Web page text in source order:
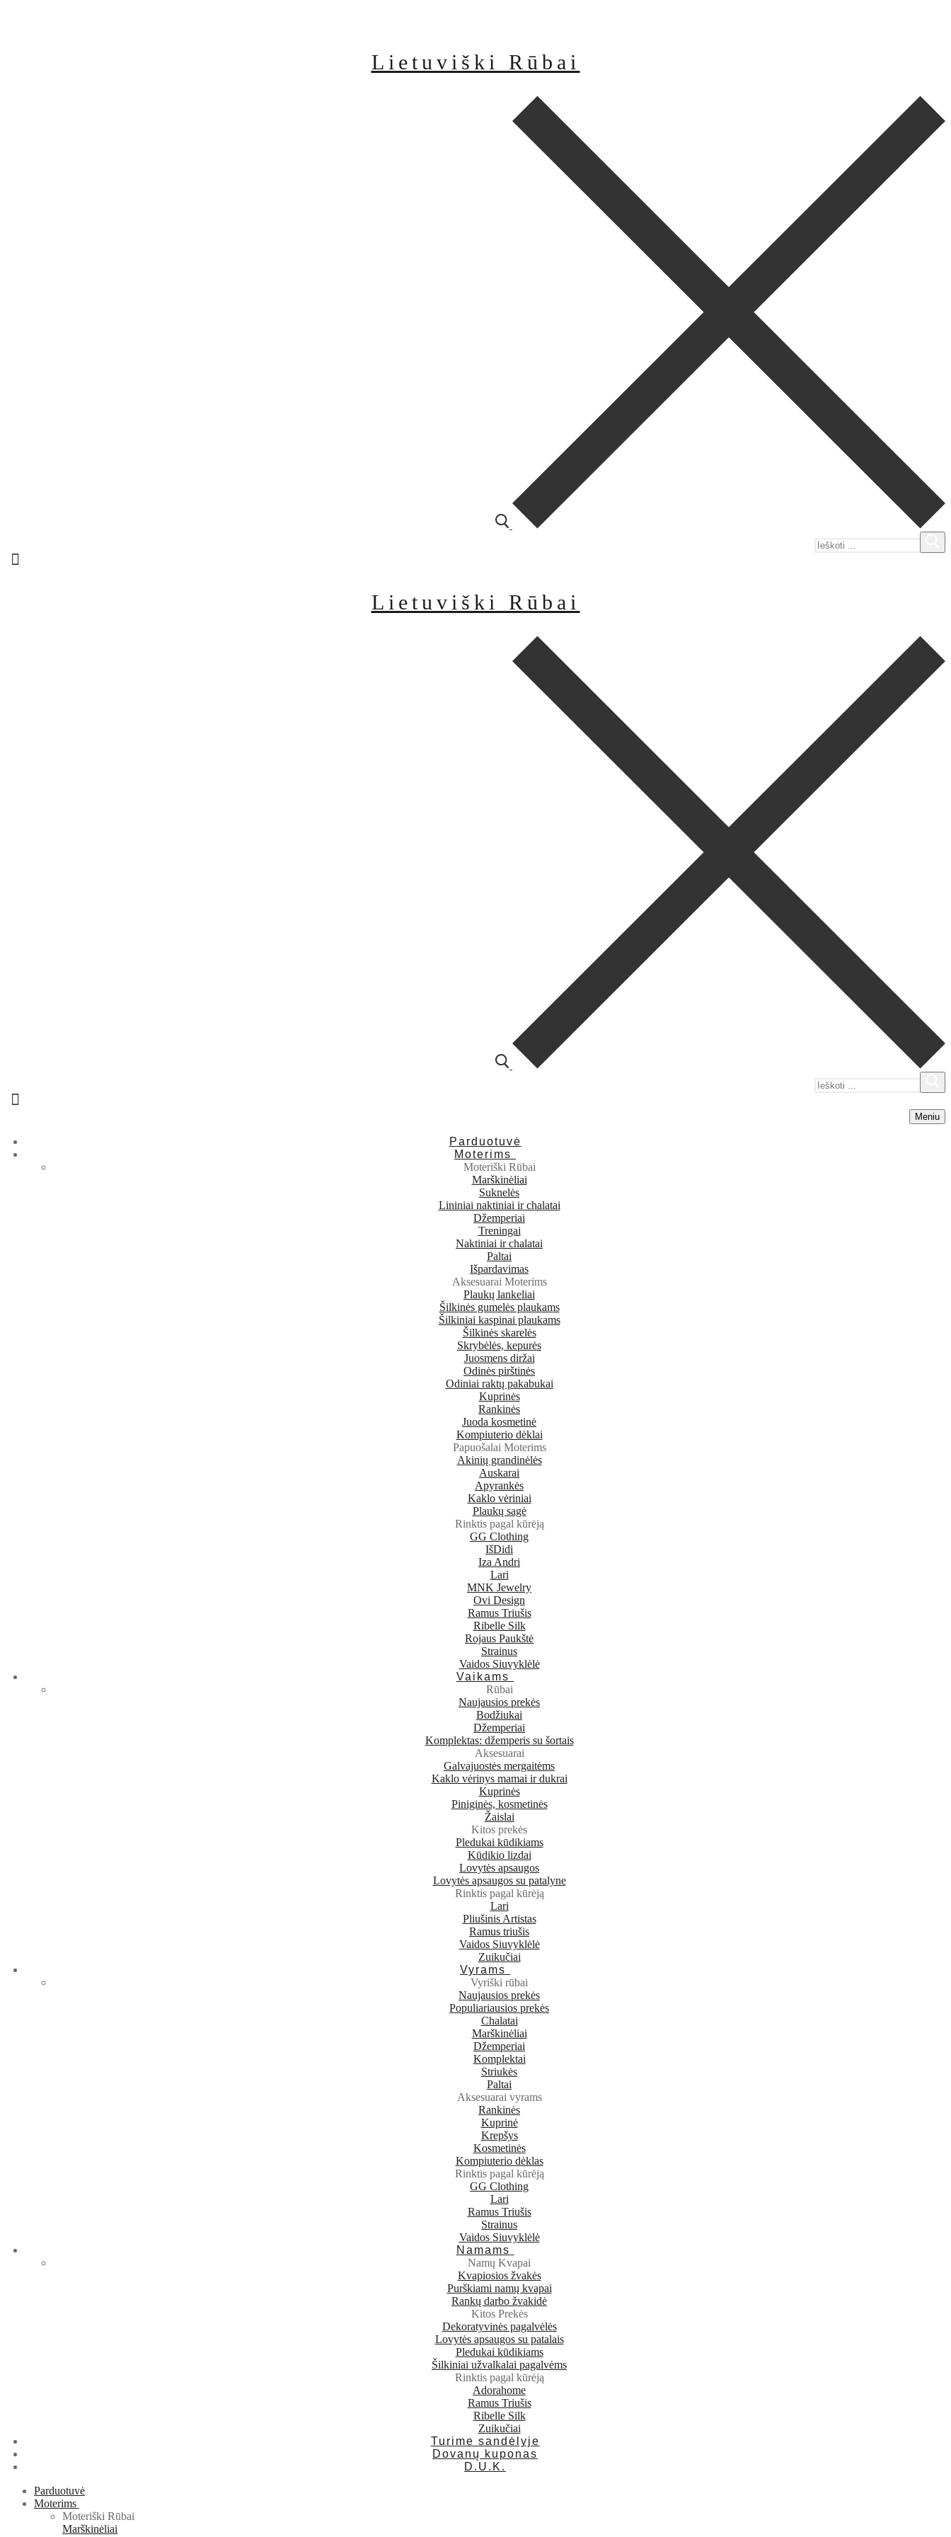
Lietuviški Rūbai
Lietuviški Rūbai
Meniu
Parduotuvė
Moterims
Moteriški Rūbai
Marškinėliai
Suknelės
Lininiai naktiniai ir chalatai
Džemperiai
Treningai
Naktiniai ir chalatai
Paltai
Išpardavimas
Aksesuarai Moterims
Plaukų lankeliai
Šilkinės gumelės plaukams
Šilkiniai kaspinai plaukams
Šilkinės skarelės
Skrybėlės, kepurės
Juosmens diržai
Odinės pirštinės
Odiniai raktų pakabukai
Kuprinės
Rankinės
Juoda kosmetinė
Kompiuterio dėklai
Papuošalai Moterims
Akinių grandinėlės
Auskarai
Apyrankės
Kaklo vėriniai
Plaukų sagė
Rinktis pagal kūrėją
GG Clothing
IšDidi
Iza Andri
Lari
MNK Jewelry
Ovi Design
Ramus Triušis
Ribelle Silk
Rojaus Paukštė
Strainus
Vaidos Siuvyklėlė
Vaikams
Rūbai
Naujausios prekės
Bodžiukai
Džemperiai
Komplektas: džemperis su šortais
Aksesuarai
Galvajuostės mergaitėms
Kaklo vėrinys mamai ir dukrai
Kuprinės
Piniginės, kosmetinės
Žaislai
Kitos prekės
Pledukai kūdikiams
Kūdikio lizdai
Lovytės apsaugos
Lovytės apsaugos su patalyne
Rinktis pagal kūrėją
Lari
Pliušinis Artistas
Ramus triušis
Vaidos Siuvyklėlė
Zuikučiai
Vyrams
Vyriški rūbai
Naujausios prekės
Populiariausios prekės
Chalatai
Marškinėliai
Džemperiai
Komplektai
Striukės
Paltai
Aksesuarai vyrams
Rankinės
Kuprinė
Krepšys
Kosmetinės
Kompiuterio dėklas
Rinktis pagal kūrėją
GG Clothing
Lari
Ramus Triušis
Strainus
Vaidos Siuvyklėlė
Namams
Namų Kvapai
Kvapiosios žvakės
Purškiami namų kvapai
Rankų darbo žvakidė
Kitos Prekės
Dekoratyvinės pagalvėlės
Lovytės apsaugos su patalais
Pledukai kūdikiams
Šilkiniai užvalkalai pagalvėms
Rinktis pagal kūrėją
Adorahome
Ramus Triušis
Ribelle Silk
Zuikučiai
Turime sandėlyje
Dovanų kuponas
D.U.K.
Parduotuvė
Moterims
Moteriški Rūbai
Marškinėliai